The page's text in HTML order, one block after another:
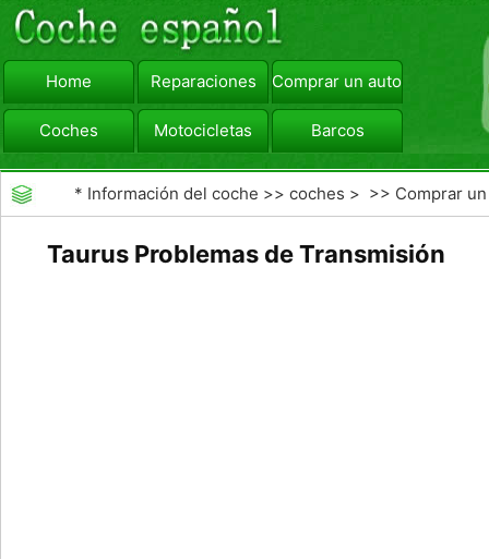
Home Reparaciones Comprar un automóvil
Coches Motocicletas Barcos
viajar Camiones
* Información del coche >>coches > >> Comprar un
Taurus Problemas de Transmisión